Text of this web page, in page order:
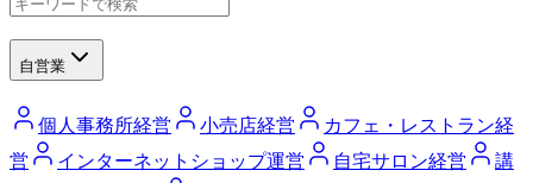
自営業
個人事務所経営 小売店経営
カフェ・レストラン経
営
インターネットショップ運営 自宅サロン経営
講